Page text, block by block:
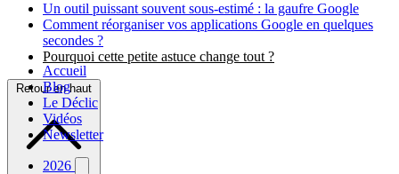
Accueil
Blog
Le Déclic
Vidéos
Newsletter
2026
Un outil puissant souvent sous-estimé : la gaufre Google
Comment réorganiser vos applications Google en quelques
secondes ?
Pourquoi cette petite astuce change tout ?
Retour en haut